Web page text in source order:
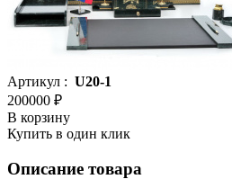
Артикул : U20-1
200000 ₽
В корзину
Купить в один клик
Описание товара